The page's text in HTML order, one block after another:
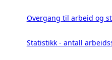
Overgang til arbeid og
Statistikk - antall